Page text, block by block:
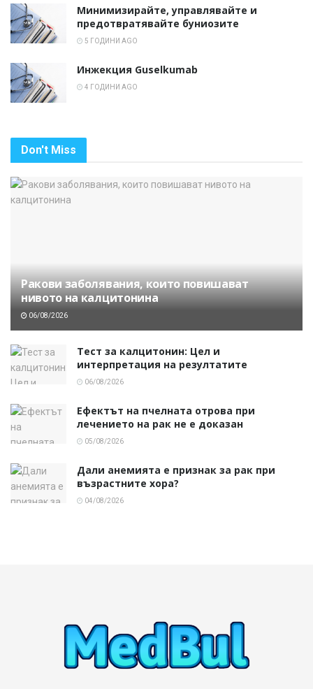
Минимизирайте, управлявайте и
предотвратявайте буниозите
5 ГОДИНИ AGO
Инжекция Guselkumab
4 ГОДИНИ AGO
Don't Miss
Ракови заболявания, които повишават
нивото на калцитонина
06/08/2026
Тест за калцитонин: Цел и
интерпретация на резултатите
06/08/2026
Ефектът на пчелната отрова при
лечението на рак не е доказан
05/08/2026
Дали анемията е признак за рак при
възрастните хора?
04/08/2026